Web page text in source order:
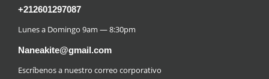
+212601297087
Lunes a Domingo 9am — 8:30pm
Naneakite@gmail.com
Escríbenos a nuestro correo corporativo